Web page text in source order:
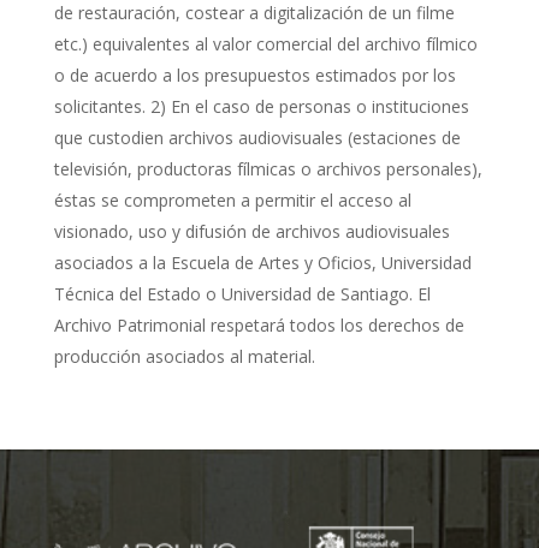
de restauración, costear a digitalización de un filme
etc.) equivalentes al valor comercial del archivo fílmico
o de acuerdo a los presupuestos estimados por los
solicitantes. 2) En el caso de personas o instituciones
que custodien archivos audiovisuales (estaciones de
televisión, productoras fílmicas o archivos personales),
éstas se comprometen a permitir el acceso al
visionado, uso y difusión de archivos audiovisuales
asociados a la Escuela de Artes y Oficios, Universidad
Técnica del Estado o Universidad de Santiago. El
Archivo Patrimonial respetará todos los derechos de
producción asociados al material.